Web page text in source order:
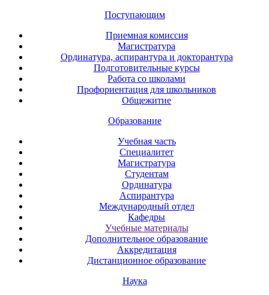
Поступающим
Приемная комиссия
Магистратура
Ординатура, аспирантура и докторантура
Подготовительные курсы
Работа со школами
Профориентация для школьников
Общежитие
Образование
Учебная часть
Специалитет
Магистратура
Студентам
Ординатура
Аспирантура
Международный отдел
Кафедры
Учебные материалы
Дополнительное образование
Аккредитация
Дистанционное образование
Наука